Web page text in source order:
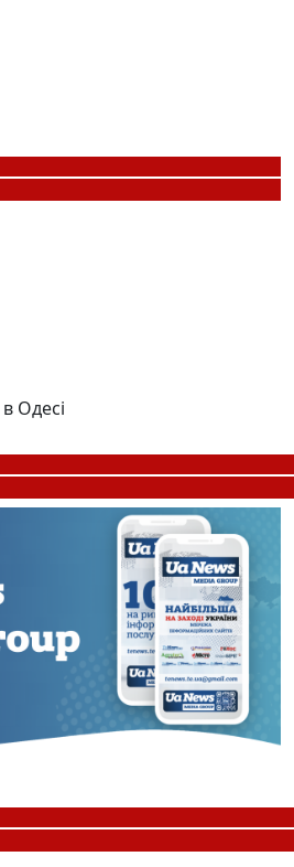
в Одесі